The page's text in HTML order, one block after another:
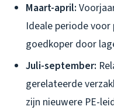
Maart-april:
Ideale periode
goedkoper door
Juli-september:
gerelateerde
zijn nieuwere PE-